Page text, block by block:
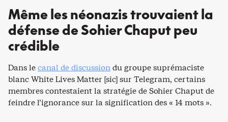
Même les néonazis trouvaient la
défense de Sohier Chaput peu
crédible
Dans lecanal de discussiondu groupe suprémaciste
blanc White Lives Matter [sic] sur Telegram, certains
membres contestaient la stratégie de Sohier Chaput de
feindre l’ignorance sur la signification des « 14 mots ».